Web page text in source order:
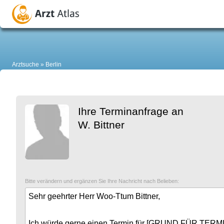
Arztsuche Berlin
Ihre Terminanfrage an
W. Bittner
Bitte verändern und ergänzen Sie Ihre Nachricht nach Belieben: